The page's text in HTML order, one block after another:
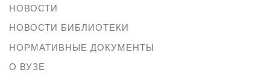
НОВОСТИ
НОВОСТИ БИБЛИОТЕКИ
НОРМАТИВНЫЕ ДОКУМЕНТЫ
О ВУЗЕ